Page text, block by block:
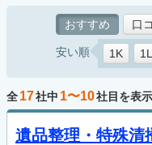
おすすめ 口
安い順 1K
全17社中 1〜10社目を表
遺品整理・特殊清